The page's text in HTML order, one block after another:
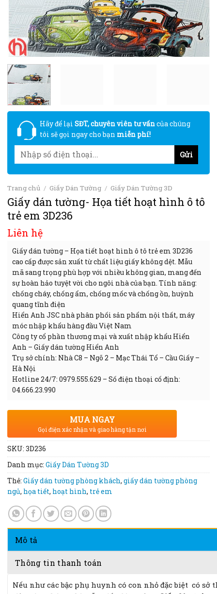
Hãy để lại SĐT, chuyên viên tư vấncủa chúng
tôi sẽ gọi ngay cho bạn miễn phí!
Trang chủ / Giấy Dán Tường / Giấy Dán Tường 3D
Giấy dán tường- Họa tiết hoạt hình ô tô
trẻ em 3D236
Liên hệ
Giấy dán tường – Họa tiết hoạt hình ô tô trẻ em 3D236
cao cấp được sản xuất từ chất liệu giấy không dệt. Mẫu
mã sang trọng phù hợp với nhiều không gian, mang đến
sự hoàn hảo tuyệt vời cho ngôi nhà của bạn. Tính năng:
chống cháy, chống ẩm, chống mốc và chống ồn, huỳnh
quang tĩnh điện
Hiển Anh JSC nhà phân phối sản phẩm nội thất, máy
móc nhập khẩu hàng đầu Việt Nam
Công ty cổ phần thương mại và xuất nhập khẩu Hiển
Anh – Giấy dán tường Hiển Anh
Trụ sở chính: Nhà C8 – Ngõ 2 – Mạc Thái Tổ – Cầu Giấy –
Hà Nội
Hotline 24/7: 0979.555.629 – Số điện thoại cố định:
04.666.23.990
MUA NGAY
Gọi điện xác nhận và giao hàng tận nơi
SKU: 3D236
Danh mục: Giấy Dán Tường 3D
Thẻ: Giấy dán tường phòng khách, giấy dán tường phòng
ngủ, họa tiết, hoạt hình, trẻ em
Mô tả
Thông tin thanh toán
Nếu như các bậc phụ huynh có con nhỏ đặc biệt có sở